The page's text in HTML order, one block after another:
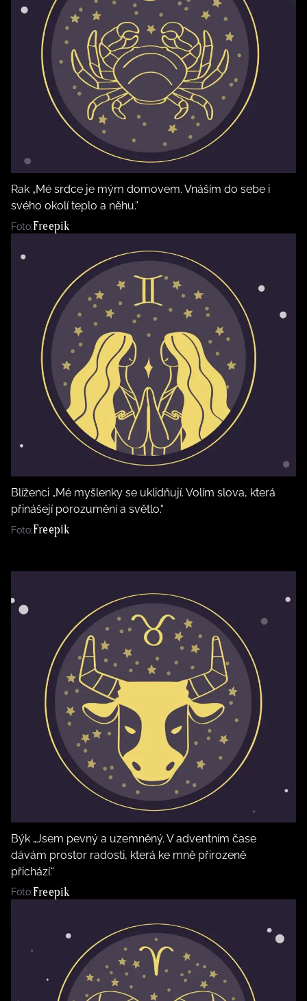
Rak „Mé srdce je mým domovem. Vnáším do sebe i
svého okolí teplo a něhu.“
Foto:Freepik
Blíženci „Mé myšlenky se uklidňují. Volím slova, která
přinášejí porozumění a světlo.“
Foto:Freepik
Býk „Jsem pevný a uzemněný. V adventním čase
dávám prostor radosti, která ke mně přirozeně
přichází.“
Foto:Freepik